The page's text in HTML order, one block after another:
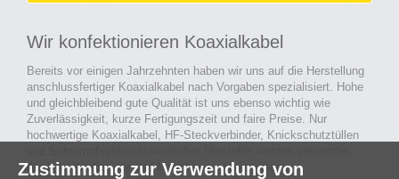
Wir konfektionieren Koaxialkabel
Bereits vor einigen Jahrzehnten haben wir uns auf die Herstellung
anschlussfertiger Koaxialkabel nach Vorgaben spezialisiert. Hohe
und gleichbleibend gute Qualität ist uns ebenso wichtig wie
Zuverlässigkeit, kurze Fertigungszeit und faire Preise. Nur
hochwertige Koaxialkabel, HF-Steckverbinder, Knickschutztüllen
Auch an Werkzeuge und Maschinen, die in unserer
Zustimmung zur Verwendung von